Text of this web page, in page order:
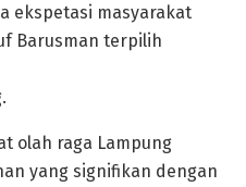
ekspetasi masyarakat
Barusman terpilih
olah raga Lampung
yang signifikan dengan